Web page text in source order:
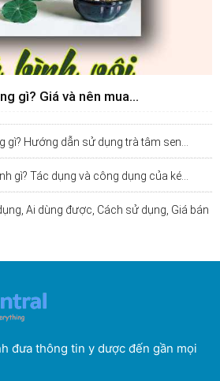
gì? Giá và nên mua...
gì? Hướng dẫn sử dụng trà tâm sen...
gì? Tác dụng và công dụng của ké...
Ai dùng được, Cách sử dụng, Giá bán
đưa thông tin y dược đến gần mọi